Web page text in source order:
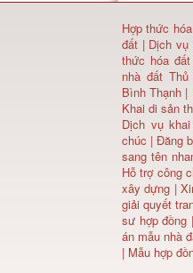
Hợp thức
đất | Dịch
thức hóa
nhà đất
Bình Thạnh |
Khai di sản
Dịch vụ
chúc | Đăng
sang tên
Hỗ trợ công
xây dựng |
giải quyết
sư hợp đồng
án mẫu nhà
| Mẫu hợp